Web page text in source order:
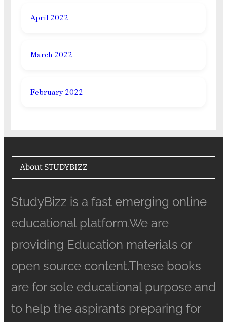
April 2022
March 2022
February 2022
About STUDYBIZZ
StudyBizz is a fast emerging online
educational platform.We are
providing Education materials or
open source content.These books
are for sole educational purpose and
to help the aspirants preparing for